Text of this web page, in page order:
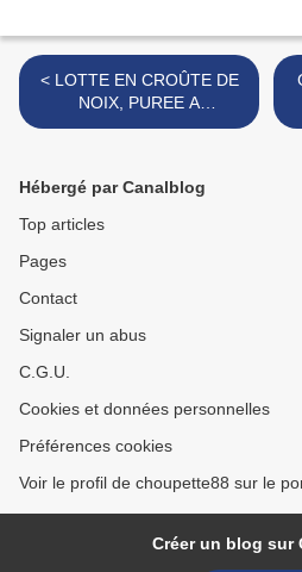
< LOTTE EN CROÛTE DE
NOIX, PUREE A
L'ANCIENNE ET CREME
Hébergé par Canalblog
Top articles
Pages
Contact
Signaler un abus
C.G.U.
Cookies et données personnelles
Préférences cookies
Voir le profil de choupette88 sur le
Créer un blog sur